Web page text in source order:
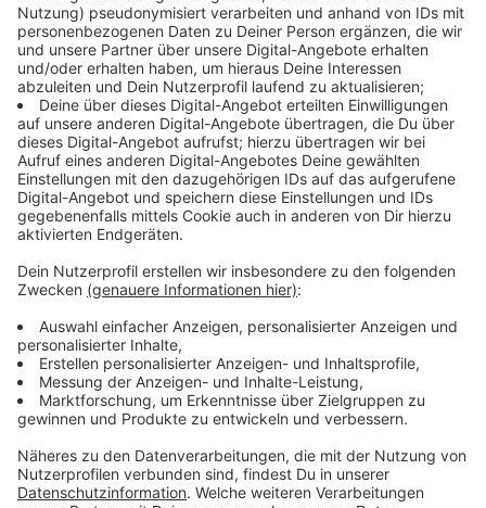
Prothesen:Von 214 Anträgen für Knieprothesen
wurden landesweit 136 bewilligt (minus 36
Prozent), bei Hüftprothesen wurden von 236
Anträgen 137 bewilligt (minus 42 Prozent). Bei
Operationen zum Ersatz von Knie- oder
Hüftprothesen fallen die Standortreduzierungen
mit 61 Prozent höher aus.
Leberkrebs:Von 113 Klinikanträgen bekamen
landesweit 29 grünes Licht. Damit kann nur noch
Operationen anbieten.
Speiseröhrenkrebs:Von 71 Standorten bleiben
noch 26 übrig - fast zwei Drittel weniger als
beantragt.
Eierstockkrebs:Mehr als zwei Drittel der
Anträge wurden nicht bewilligt. Von 111
diese Operationen.
Kardiologie:Bei der notfallrelevanten